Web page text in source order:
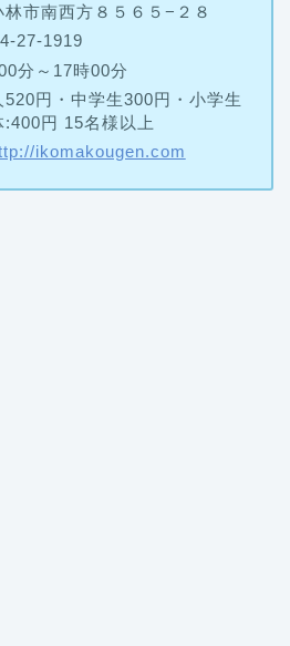
市南西方８５６５−２８
27-1919
分～17時00分
520円・中学生300円・小学生
:400円 15名様以上
ikomakougen.com